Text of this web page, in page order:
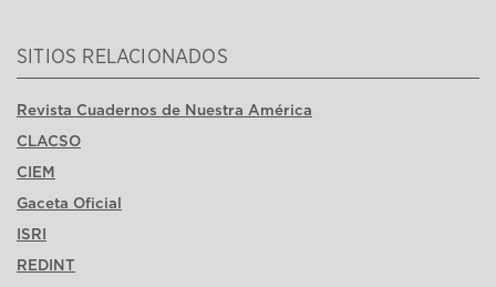
SITIOS RELACIONADOS
Revista Cuadernos de Nuestra América
CLACSO
CIEM
Gaceta Oficial
ISRI
REDINT